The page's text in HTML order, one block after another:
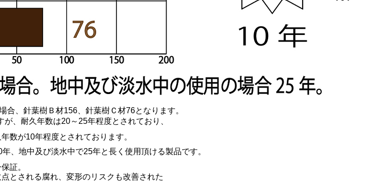
合、針葉樹Ｂ材156、針葉樹Ｃ材76となります。
が、耐久年数は20～25年程度とされており、
数が10年程度とされております。
、地中及び淡水中で25年と長く使用頂ける製品です。
証。
とされる腐れ、変形のリスクも改善された